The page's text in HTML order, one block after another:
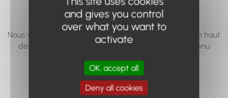
pas... ou plus.
Nous vous invitons à utiliser le moteur de recherche en haut
de page, ou à utiliser le menu pour trouver le contenu
Retour à l'accueil
and gives you control
over what you want to
activate
OK, accept all
Deny all cookies